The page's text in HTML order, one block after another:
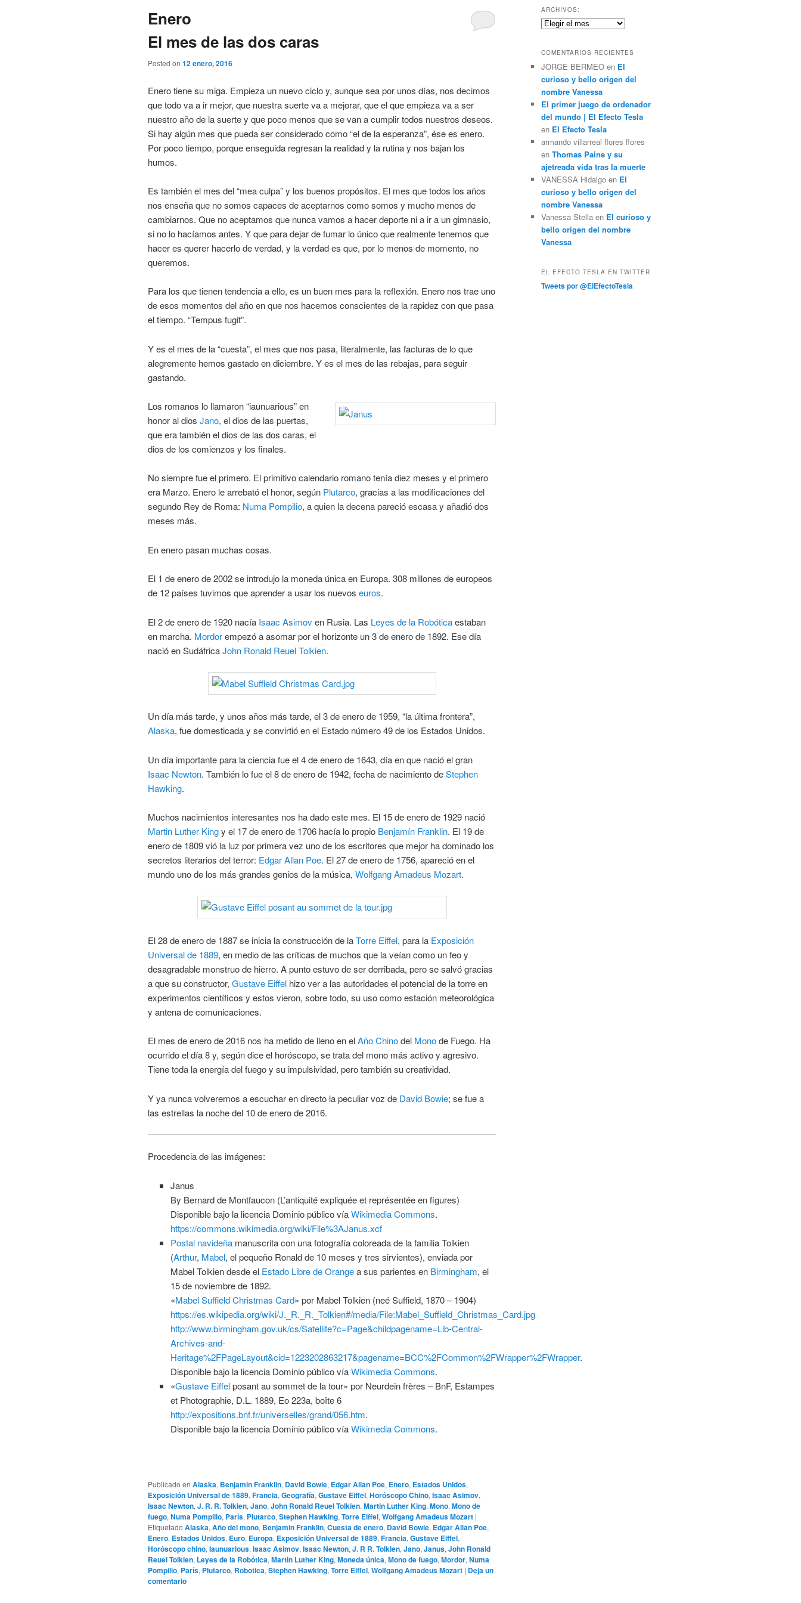
Enero
El mes de las dos caras
Posted on 12 enero, 2016
Enero tiene su miga. Empieza un nuevo ciclo y, aunque sea por unos días, nos decimos
que todo va a ir mejor, que nuestra suerte va a mejorar, que el que empieza va a ser
nuestro año de la suerte y que poco menos que se van a cumplir todos nuestros deseos.
Si hay algún mes que pueda ser considerado como “el de la esperanza”, ése es enero.
Por poco tiempo, porque enseguida regresan la realidad y la rutina y nos bajan los
humos.
Es también el mes del “mea culpa” y los buenos propósitos. El mes que todos los años
nos enseña que no somos capaces de aceptarnos como somos y mucho menos de
cambiarnos. Que no aceptamos que nunca vamos a hacer deporte ni a ir a un gimnasio,
si no lo hacíamos antes. Y que para dejar de fumar lo único que realmente tenemos que
hacer es querer hacerlo de verdad, y la verdad es que, por lo menos de momento, no
queremos.
Para los que tienen tendencia a ello, es un buen mes para la reflexión. Enero nos trae uno
de esos momentos del año en que nos hacemos conscientes de la rapidez con que pasa
el tiempo. “Tempus fugit”.
Y es el mes de la “cuesta”, el mes que nos pasa, literalmente, las facturas de lo que
alegremente hemos gastado en diciembre. Y es el mes de las rebajas, para seguir
gastando.
Los romanos lo llamaron “iaunuarious” en
honor al dios Jano, el dios de las puertas,
que era también el dios de las dos caras, el
dios de los comienzos y los finales.
No siempre fue el primero. El primitivo calendario romano tenía diez meses y el primero
era Marzo. Enero le arrebató el honor, según Plutarco, gracias a las modificaciones del
segundo Rey de Roma: Numa Pompilio, a quien la decena pareció escasa y añadió dos
meses más.
En enero pasan muchas cosas.
El 1 de enero de 2002 se introdujo la moneda única en Europa. 308 millones de europeos
de 12 países tuvimos que aprender a usar los nuevos euros.
El 2 de enero de 1920 nacía Isaac Asimoven Rusia. Las Leyes de la Robóticaestaban
en marcha. Mordorempezó a asomar por el horizonte un 3 de enero de 1892. Ese día
nació en SudáfricaJohn Ronald Reuel Tolkien.
Un día más tarde, y unos años más tarde, el 3 de enero de 1959, “la última frontera”,
Alaska, fue domesticada y se convirtió en el Estado número 49 de los Estados Unidos.
Un día importante para la ciencia fue el 4 de enero de 1643, día en que nació el gran
Isaac Newton. También lo fue el 8 de enero de 1942, fecha de nacimiento deStephen
Hawking.
Muchos nacimientos interesantes nos ha dado este mes. El 15 de enero de 1929 nació
Martin Luther Kingy el 17 de enero de 1706 hacía lo propio Benjamín Franklin. El 19 de
enero de 1809 vió la luz por primera vez uno de los escritores que mejor ha dominado los
secretos literarios del terror: Edgar Allan Poe. El 27 de enero de 1756, apareció en el
mundo uno de los más grandes genios de la música, Wolfgang Amadeus Mozart.
El 28 de enero de 1887 se inicia la construcción de laTorre Eiffel, para la Exposición
Universal de 1889, en medio de las críticas de muchos que la veían como un feo y
desagradable monstruo de hierro. A punto estuvo de ser derribada, pero se salvó gracias
a que su constructor, Gustave Eiffel hizo ver a las autoridades el potencial de la torre en
experimentos científicos y estos vieron, sobre todo, su uso como estación meteorológica
y antena de comunicaciones.
El mes de enero de 2016 nos ha metido de lleno en elAño Chinodel Monode Fuego. Ha
ocurrido el día 8 y, según dice el horóscopo, se trata del mono más activo y agresivo.
Tiene toda la energía del fuego y su impulsividad, pero también su creatividad.
Y ya nunca volveremos a escuchar en directo la peculiar voz de David Bowie; se fue a
las estrellas la noche del 10 de enero de 2016.
Procedencia de las imágenes:
Janus
By Bernard de Montfaucon (L’antiquité expliquée et représentée en figures)
Disponible bajo la licencia Dominio público víaWikimedia Commons.
https://commons.wikimedia.org/wiki/File%3AJanus.xcf
Postal navideñamanuscrita con una fotografía coloreada de la familia Tolkien
(Arthur, Mabel, el pequeño Ronald de 10 meses y tres sirvientes), enviada por
Mabel Tolkien desde el Estado Libre de Orangea sus parientes en Birmingham, el
15 de noviembre de 1892.
«Mabel Suffield Christmas Card» por Mabel Tolkien (neé Suffield, 1870 – 1904)
https://es.wikipedia.org/wiki/J._R._R._Tolkien#/media/File:Mabel_Suffield_Christmas_Card.jpg
http://www.birmingham.gov.uk/cs/Satellite?c=Page&childpagename=Lib-Central-
Archives-and-
Heritage%2FPageLayout&cid=1223202863217&pagename=BCC%2FCommon%2FWrapper%2FWrapper.
Disponible bajo la licencia Dominio público víaWikimedia Commons.
«Gustave Eiffelposant au sommet de la tour» por Neurdein frères – BnF, Estampes
et Photographie, D.L. 1889, Eo 223a, boîte 6
http://expositions.bnf.fr/universelles/grand/056.htm.
Disponible bajo la licencia Dominio público víaWikimedia Commons.
Publicado en Alaska, Benjamin Franklin, David Bowie, Edgar Allan Poe, Enero, Estados Unidos,
Exposición Universal de 1889,Francia,Geografía,Gustave Eiffel,Horóscopo Chino,Isaac Asimov,
Isaac Newton,J. R. R. Tolkien,Jano,John Ronald Reuel Tolkien,Martin Luther King,Mono,Mono de
fuego,Numa Pompilio, París, Plutarco,Stephen Hawking,Torre Eiffel,Wolfgang Amadeus Mozart |
Etiquetado Alaska,Año del mono, Benjamin Franklin,Cuesta de enero, David Bowie, Edgar Allan Poe,
Enero, Estados Unidos, Euro, Europa, Exposición Universal de 1889,Francia,Gustave Eiffel,
Horóscopo chino,Iaunuarious,Isaac Asimov,Isaac Newton,J. R R. Tolkien,Jano,Janus,John Ronald
Reuel Tolkien, Leyes de la Robótica,Martin Luther King,Moneda única,Mono de fuego,Mordor,Numa
Pompilio, París, Plutarco, Robotica,Stephen Hawking,Torre Eiffel,Wolfgang Amadeus Mozart | Deja un
comentario
c
a
r
ARCHIVOS:
Archivos:
COMENTARIOS RECIENTES
JORGE BERMEO en El
curioso y bello origen del
nombre Vanessa
El primer juego de ordenador
del mundo | El Efecto Tesla
en El Efecto Tesla
armando villarreal flores flores
en Thomas Paine y su
ajetreada vida tras la muerte
VANESSA Hidalgo en El
curioso y bello origen del
nombre Vanessa
Vanessa Stella en El curioso y
bello origen del nombre
Vanessa
EL EFECTO TESLA EN TWITTER
Tweets por @ElEfectoTesla